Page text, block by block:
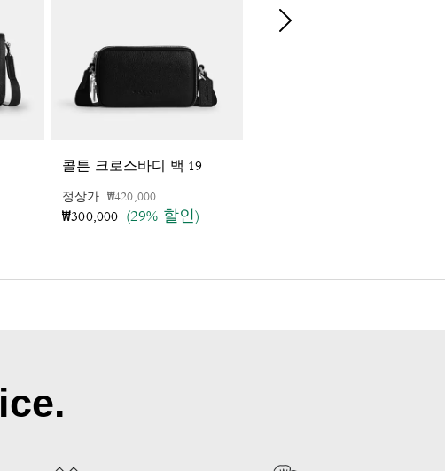
콜튼 크로스바디 백 19
정상가 가격 인하 전
₩420,000인하됨
₩300,000 (29% 할인)